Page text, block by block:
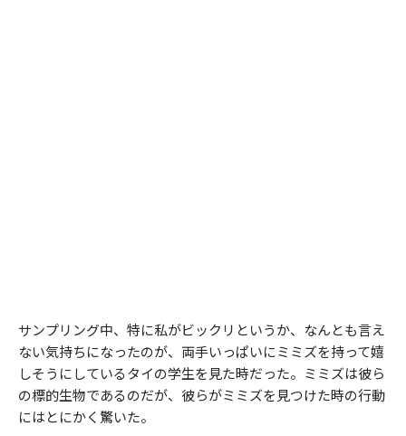
サンプリング中、特に私がビックリというか、なんとも言え
ない気持ちになったのが、両手いっぱいにミミズを持って嬉
しそうにしているタイの学生を見た時だった。ミミズは彼ら
の標的生物であるのだが、彼らがミミズを見つけた時の行動
にはとにかく驚いた。